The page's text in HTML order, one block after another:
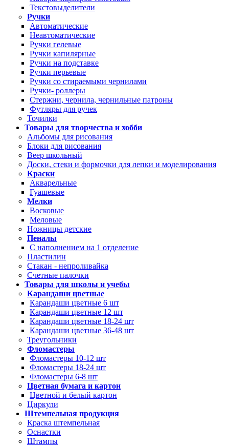
Текстовыделители
Ручки
Автоматические
Неавтоматические
Ручки гелевые
Ручки капилярные
Ручки на подставке
Ручки перьевые
Ручки со стираемыми чернилами
Ручки- роллеры
Стержни, чернила, чернильные патроны
Футляры для ручек
Точилки
Товары для творчества и хобби
Альбомы для рисования
Блоки для рисования
Веер школьный
Доски, стеки и формочки для лепки и моделирования
Краски
Акварельные
Гуашевые
Мелки
Восковые
Меловые
Ножницы детские
Пеналы
С наполнением на 1 отделение
Пластилин
Стакан - непроливайка
Счетные палочки
Товары для школы и учебы
Карандаши цветные
Карандаши цветные 6 шт
Карандаши цветные 12 шт
Карандаши цветные 18-24 шт
Карандаши цветные 36-48 шт
Треугольники
Фломастеры
Фломастеры 10-12 шт
Фломастеры 18-24 шт
Фломастеры 6-8 шт
Цветная бумага и картон
Цветной и белый картон
Циркули
Штемпельная продукция
Краска штемпельная
Оснастки
Штампы